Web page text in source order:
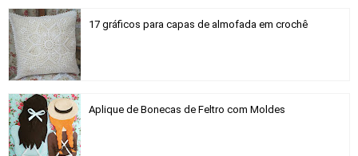
17 gráficos para capas de almofada em crochê
Aplique de Bonecas de Feltro com Moldes